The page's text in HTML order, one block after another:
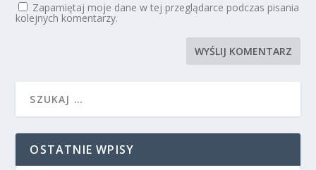
Zapamiętaj moje dane w tej przeglądarce podczas pisania
kolejnych komentarzy.
OSTATNIE WPISY